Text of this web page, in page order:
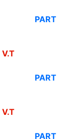
PART
V.T
PART
V.T
PART